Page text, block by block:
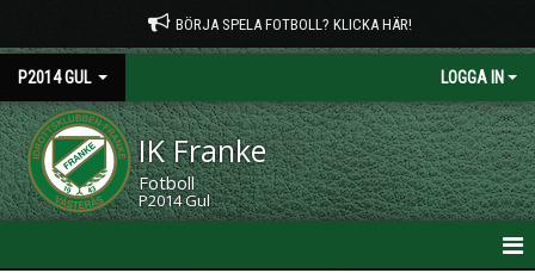
BÖRJA SPELA FOTBOLL? KLICKA HÄR!
P2014 GUL LOGGA IN
IK Franke
Fotboll
P2014 Gul